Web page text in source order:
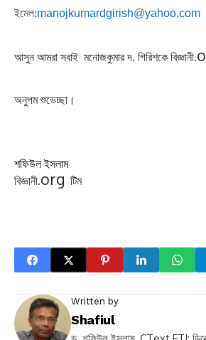
ইমেল:manojkumardgirish@yahoo.com
আসুন আমরা সবাই মনোজকুমার দ. গিরিশকে বিজ্ঞানী.
অনুপম শুভেচ্ছা।
শফিউলইসলাম
বিজ্ঞানী.org টিম
Written by
Shafiul